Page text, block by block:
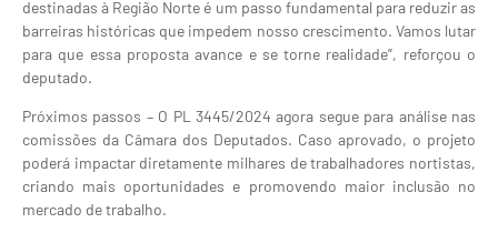
destinadas à Região Norte é um passo fundamental para reduzir as
barreiras históricas que impedem nosso crescimento. Vamos lutar
para que essa proposta avance e se torne realidade”, reforçou o
deputado.
Próximos passos – O PL 3445/2024 agora segue para análise nas
comissões da Câmara dos Deputados. Caso aprovado, o projeto
poderá impactar diretamente milhares de trabalhadores nortistas,
criando mais oportunidades e promovendo maior inclusão no
mercado de trabalho.